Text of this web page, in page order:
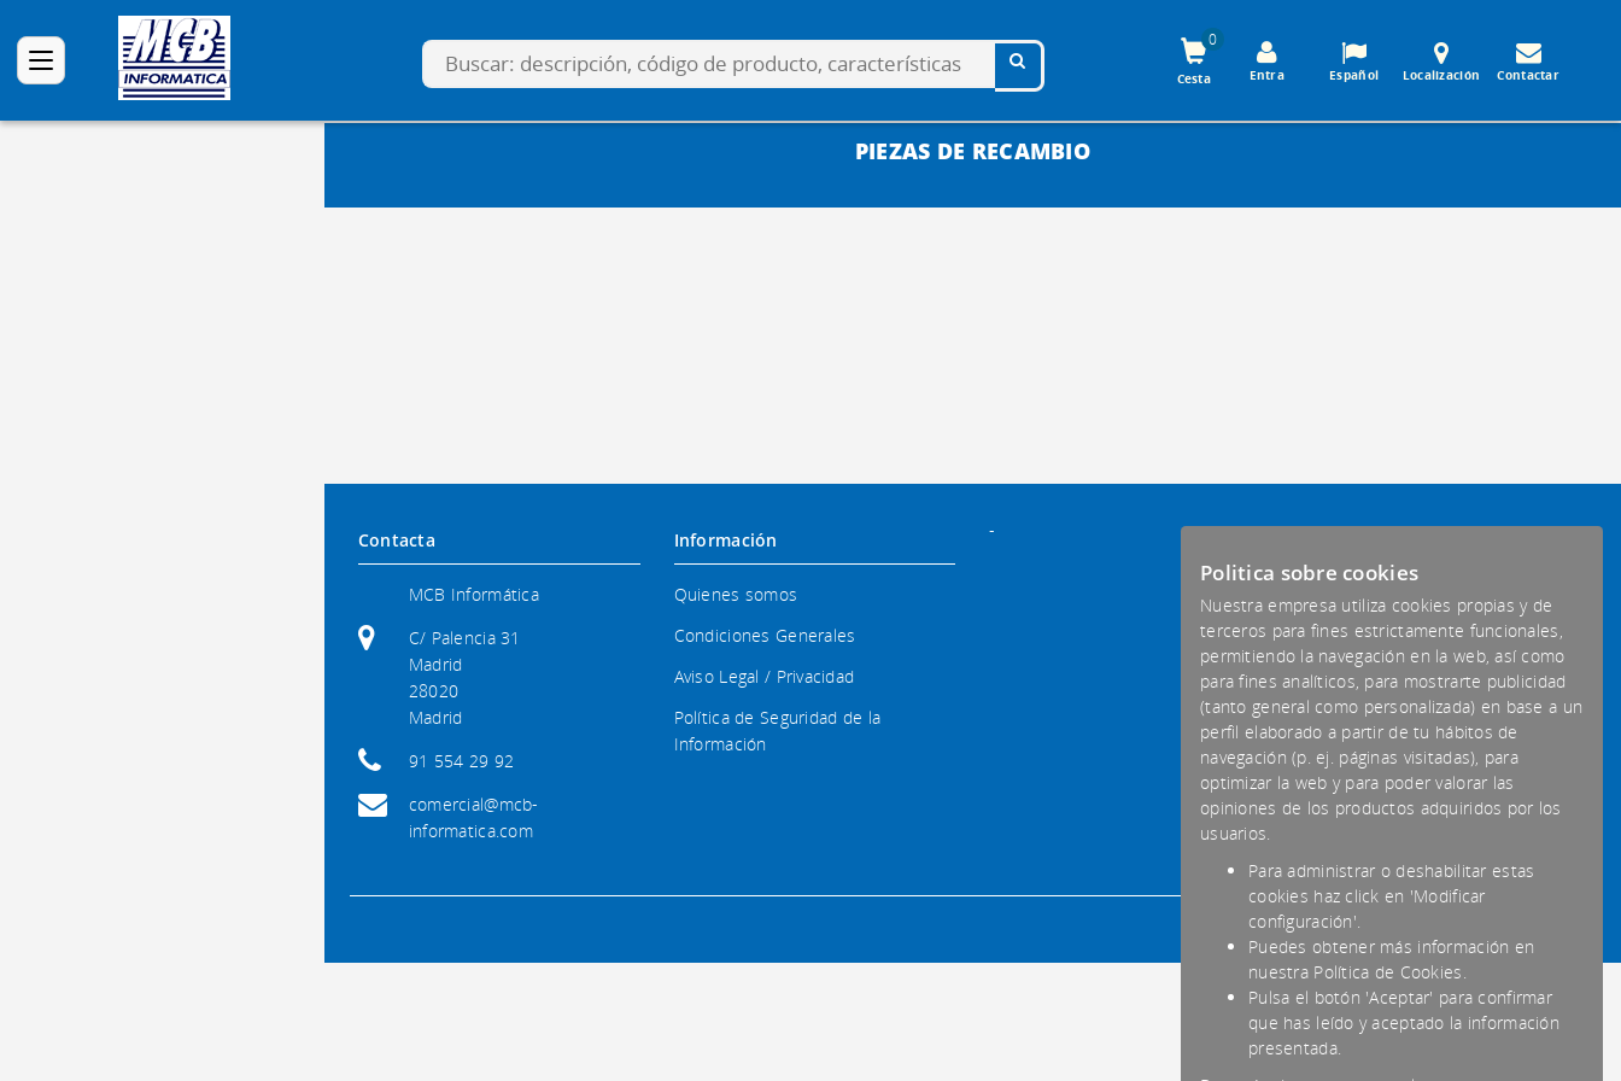
Cesta
0
Entra Español Localización Contactar
PIEZAS DE RECAMBIO
Contacta
MCB Informática
C/ Palencia 31
Madrid
28020
Madrid
91 554 29 92
comercial@mcb-
informatica.com
Información
Quienes somos
Condiciones Generales
Aviso Legal / Privacidad
Política de Seguridad de la
Información
- -
Politica sobre cookies
Nuestra empresa utiliza cookies propias y de
terceros para fines estrictamente funcionales,
permitiendo la navegación en la web, así como
para fines analíticos, para mostrarte publicidad
(tanto general como personalizada) en base a un
perfil elaborado a partir de tu hábitos de
navegación (p. ej. páginas visitadas), para
optimizar la web y para poder valorar las
opiniones de los productos adquiridos por los
usuarios.
Para administrar o deshabilitar estas
cookies haz click en 'Modificar
configuración'.
Puedes obtener más información en
nuestra Política de Cookies.
Pulsa el botón 'Aceptar' para confirmar
que has leído y aceptado la información
presentada.